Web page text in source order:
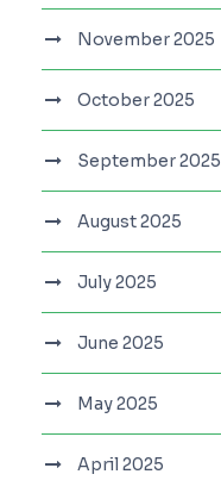
November 2025
October 2025
September 2025
August 2025
July 2025
June 2025
May 2025
April 2025